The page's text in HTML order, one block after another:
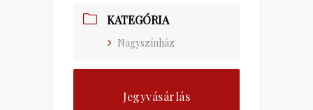
KATEGÓRIA
Nagyszínház
Jegyvásárlás